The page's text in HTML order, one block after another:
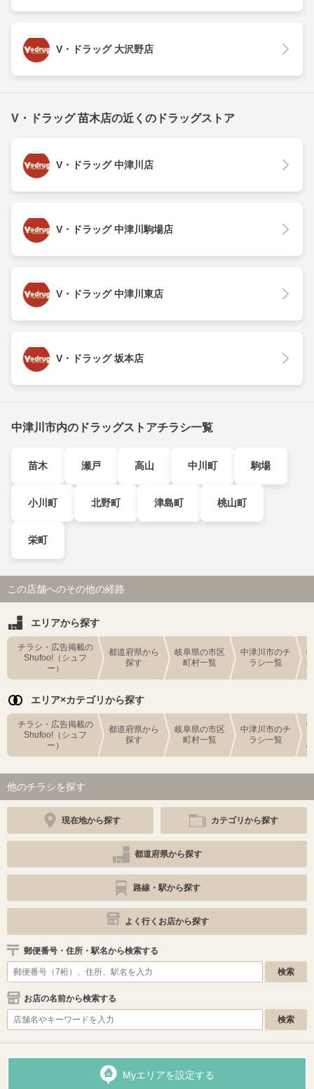
V・ドラッグ 大沢野店
V・ドラッグ 苗木店の近くのドラッグストア
V・ドラッグ 中津川店
V・ドラッグ 中津川駒場店
V・ドラッグ 中津川東店
V・ドラッグ 坂本店
中津川市内のドラッグストアチラシ一覧
苗木 瀬戸 高山 中川町 駒場
小川町 北野町 津島町 桃山町
栄町
この店舗へのその他の経路
エリアから探す
チラシ・広告掲載の
Shufoo!（シュフ
ー）
都道府県から
探す
岐阜県の市区
町村一覧
中津川市のチ
ラシ一覧
エリア×カテゴリから探す
チラシ・広告掲載の
Shufoo!（シュフ
ー）
都道府県から
探す
岐阜県の市区
町村一覧
中津川市のチ
ラシ一覧
他のチラシを探す
現在地から探す カテゴリから探す
都道府県から探す
路線・駅から探す
よく行くお店から探す
郵便番号・住所・駅名から検索する
お店の名前から検索する
Myエリアを設定する